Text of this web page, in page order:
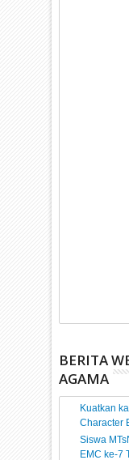
BERITA
AGAMA
Kuatkan
Character
Siswa
EMC ke-7